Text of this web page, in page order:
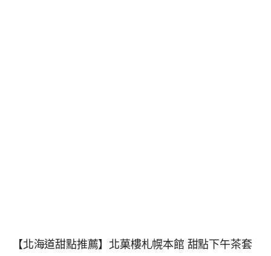
【北海道甜點推薦】北菓樓札幌本館 甜點下午茶套